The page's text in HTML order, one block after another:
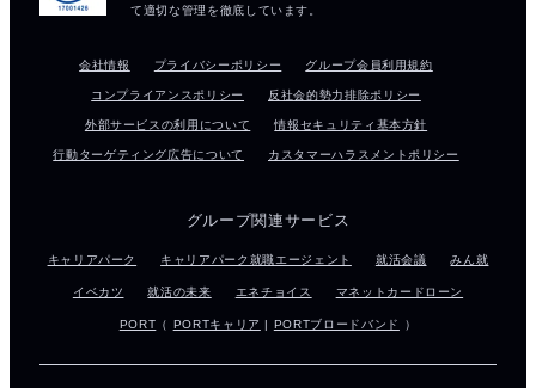
会社情報 プライバシーポリシー グループ会員利用規約
コンプライアンスポリシー 反社会的勢力排除ポリシー
外部サービスの利用について 情報セキュリティ基本方針
行動ターゲティング広告について カスタマーハラスメントポリシー